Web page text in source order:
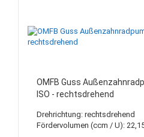
OMFB Guss
ISO - rechtsdrehend
Drehrichtung: rechtsdrehend
Fördervolumen (ccm / U):